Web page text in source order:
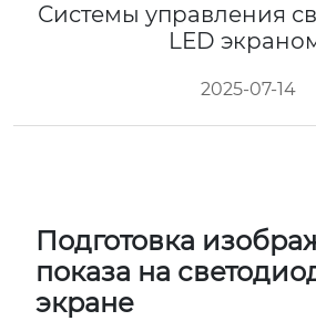
Системы управления
LED
2025-07-14
Подготовка
показа на
экране